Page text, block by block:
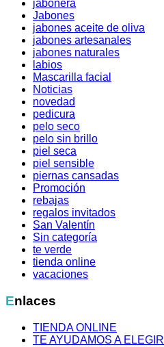
jabonera
Jabones
jabones aceite de oliva
jabones artesanales
jabones naturales
labios
Mascarilla facial
Noticias
novedad
pedicura
pelo seco
pelo sin brillo
piel seca
piel sensible
piernas cansadas
Promoción
rebajas
regalos invitados
San Valentín
Sin categoría
te verde
tienda online
vacaciones
Enlaces
TIENDA ONLINE
TE AYUDAMOS A ELEGIR